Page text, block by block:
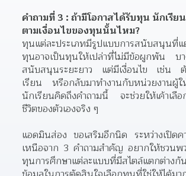
คำถามที่ 3 : ถ้ามีโอกาสได้รับทุน นักเรีย
ตามเงื่อนไขของทุนนั้นไหม?
ทุนแต่ละประเภทมีรูปแบบการสนับสนุนที่
ทุนอาจเป็นทุนให้เปล่าที่ไม่มีข้อผูกพัน บา
สนับสนุนระยะยาว แต่มีเงื่อนไข เช่น ต้
เรียน หรือกลับมาทำงานกับหน่วยงานผู้
นักเรียนคิดถึงคำถามนี้ จะช่วยให้เค้าเลื
ชีวิตของตัวเองจริง ๆ
แอดมินส่อง ขอเสริมอีกนิด ระหว่างเปิด
เหนือจาก 3 คำถามสำคัญ อยากให้ชวนพ
ทุนการศึกษาแต่ละแบบที่มีสไตล์แตกต่า